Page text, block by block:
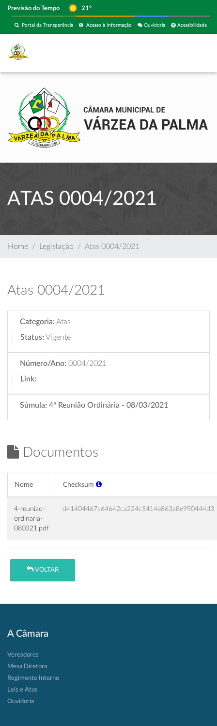
Previsão do Tempo 21º
Acessibilidade
Ouvidoria
Acesso à Informação
Portal da Transparência
ATAS 0004/2021
Home Legislação Atas 0004/2021
Atas 0004/2021
Categoria: Atas
Status: Vigente
Número/Ano: 0004/2021
Link:
Súmula: 4ª Reunião Ordinária - 08/03/2021
Documentos
Nome Checksum
4-reuniao-
ordinaria-
080321.pdf
d41404467c64642ca224c5414e863a8e990444d3
VOLTAR
A Câmara
Vereadores
Mesa Diretora
Regimento Interno
Leis e Atos
Ouvidoria